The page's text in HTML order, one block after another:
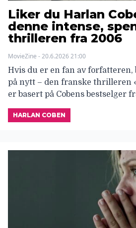
Liker du Harlan
denne intense,
thrilleren fra 2006
MovieZine - 20.6.2026 21:00
Hvis du er en fan av forfatteren,
på nytt – den franske thrilleren
er basert på Cobens bestselger
HARLAN COBEN